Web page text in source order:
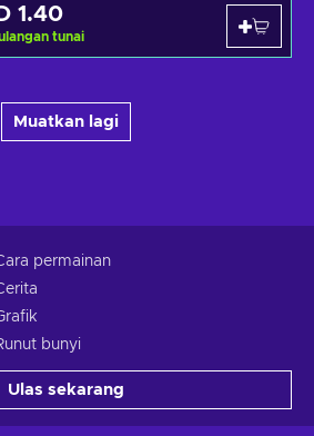
1.40
tunai
Muatkan lagi
permainan
bunyi
Ulas sekarang